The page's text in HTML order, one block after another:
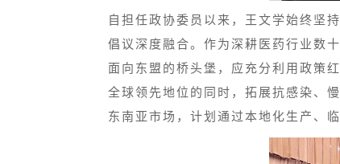
自担任政协委员以来，王文学始终
倡议深度融合。作为深耕医药行业数
面向东盟的桥头堡，应充分利用政策
全球领先地位的同时，拓展抗感染
东南亚市场，计划通过本地化生产、